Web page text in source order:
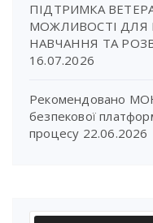
ПІДТРИМКА
МОЖЛИВОСТІ ДЛЯ
НАВЧАННЯ ТА
16.07.2026
Рекомендовано
безпекової
процесу 22.06.2026